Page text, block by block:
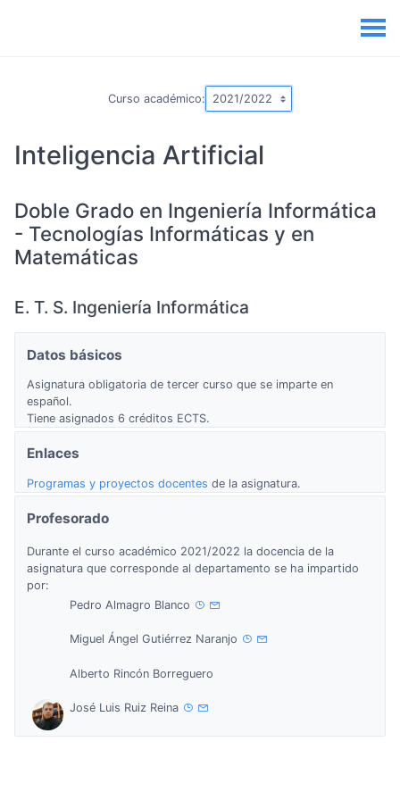
Curso académico:
Inteligencia Artificial
Doble Grado en Ingeniería Informática
- Tecnologías Informáticas y en
Matemáticas
E. T. S. Ingeniería Informática
Datos básicos
Asignatura obligatoria de tercer curso que se imparte en
español.
Tiene asignados 6 créditos ECTS.
Enlaces
Programas y proyectos docentes de la asignatura.
Profesorado
Durante el curso académico 2021/2022 la docencia de la
asignatura que corresponde al departamento se ha impartido
por:
Pedro Almagro Blanco
Miguel Ángel Gutiérrez Naranjo
Alberto Rincón Borreguero
José Luis Ruiz Reina